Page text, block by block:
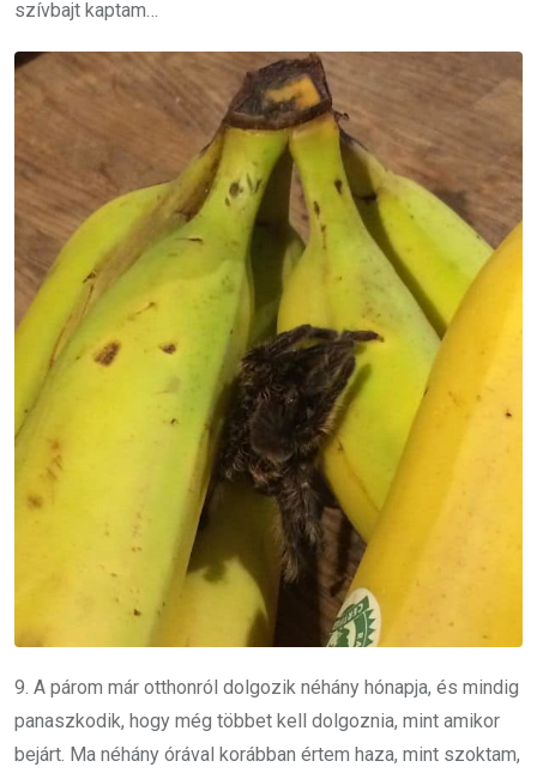
szívbajt kaptam…
9. A párom már otthonról dolgozik néhány hónapja, és mindig
panaszkodik, hogy még többet kell dolgoznia, mint amikor
bejárt. Ma néhány órával korábban értem haza, mint szoktam,